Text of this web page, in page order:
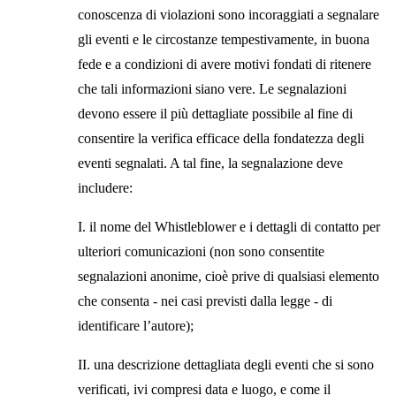
conoscenza di violazioni sono incoraggiati a segnalare
gli eventi e le circostanze tempestivamente, in buona
fede e a condizioni di avere motivi fondati di ritenere
che tali informazioni siano vere. Le segnalazioni
devono essere il più dettagliate possibile al fine di
consentire la verifica efficace della fondatezza degli
eventi segnalati. A tal fine, la segnalazione deve
includere:
I. il nome del Whistleblower e i dettagli di contatto per
ulteriori comunicazioni (non sono consentite
segnalazioni anonime, cioè prive di qualsiasi elemento
che consenta - nei casi previsti dalla legge - di
identificare l’autore);
II. una descrizione dettagliata degli eventi che si sono
verificati, ivi compresi data e luogo, e come il